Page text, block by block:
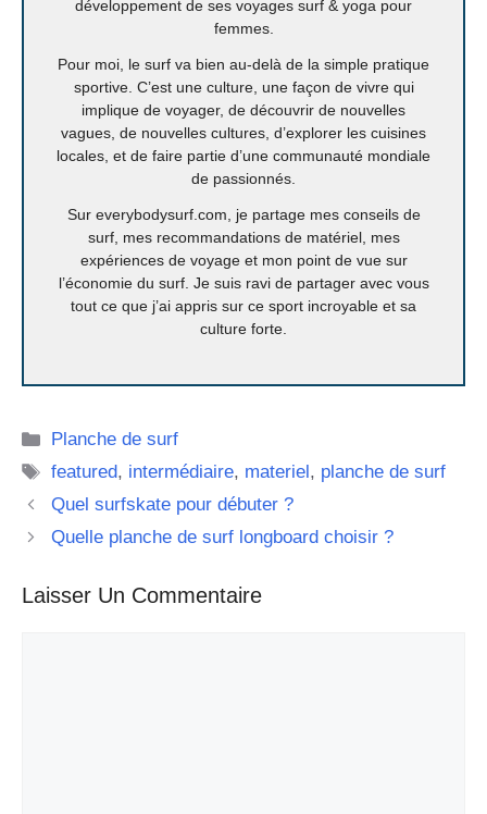
développement de ses voyages surf & yoga pour
femmes.
Pour moi, le surf va bien au-delà de la simple pratique
sportive. C’est une culture, une façon de vivre qui
implique de voyager, de découvrir de nouvelles
vagues, de nouvelles cultures, d’explorer les cuisines
locales, et de faire partie d’une communauté mondiale
de passionnés.
Sur everybodysurf.com, je partage mes conseils de
surf, mes recommandations de matériel, mes
expériences de voyage et mon point de vue sur
l’économie du surf. Je suis ravi de partager avec vous
tout ce que j’ai appris sur ce sport incroyable et sa
culture forte.
Catégories
Planche de surf
Étiquettes
featured, intermédiaire, materiel , planche de surf
Quel surfskate pour débuter ?
Quelle planche de surf longboard choisir ?
Laisser Un Commentaire